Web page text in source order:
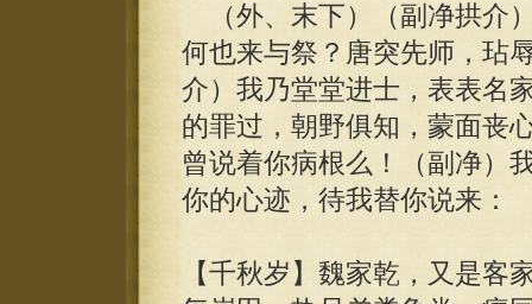
（外、末下）（副净拱介
何也来与祭？唐突先师，玷
介）我乃堂堂进士，表表名
的罪过，朝野俱知，蒙面丧
曾说着你病根么！（副净）
你的心迹，待我替你说来：
【千秋岁】魏家乾，又是客